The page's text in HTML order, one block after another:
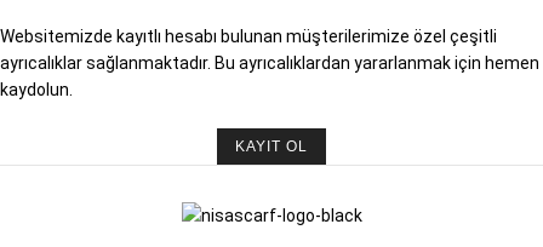
Websitemizde kayıtlı hesabı bulunan müşterilerimize özel çeşitli
ayrıcalıklar sağlanmaktadır. Bu ayrıcalıklardan yararlanmak için hemen
kaydolun.
KAYIT OL